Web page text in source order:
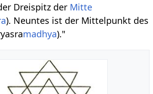
Dreispitz der Mitte
). Neuntes ist der Mittelpunkt des
madhya)."